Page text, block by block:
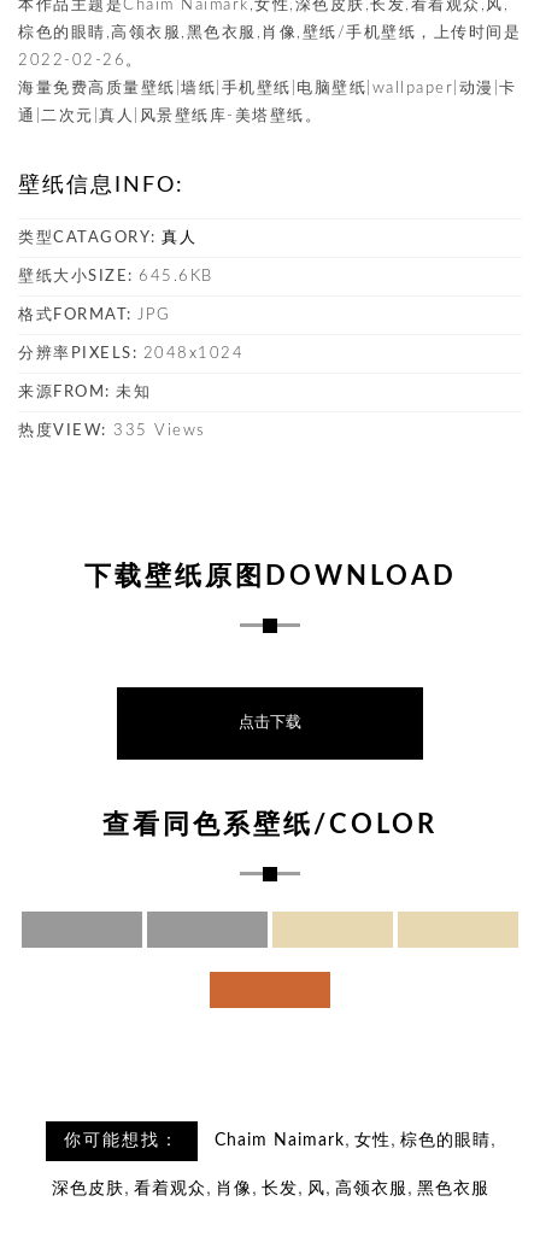
本作品主题是Chaim Naimark,女性,深色皮肤,长发,看着观众,风,
棕色的眼睛,高领衣服,黑色衣服,肖像,壁纸/手机壁纸，上传时间是
2022-02-26。
海量免费高质量壁纸|墙纸|手机壁纸|电脑壁纸|wallpaper|动漫|卡
通|二次元|真人|风景壁纸库-美塔壁纸。
壁纸信息INFO:
类型CATAGORY: 真人
壁纸大小SIZE: 645.6KB
格式FORMAT: JPG
分辨率PIXELS: 2048x1024
来源FROM: 未知
热度VIEW: 335 Views
下载壁纸原图DOWNLOAD
点击下载
查看同色系壁纸/COLOR
你可能想找： Chaim Naimark, 女性 , 棕色的眼睛,
深色皮肤, 看着观众, 肖像, 长发, 风, 高领衣服 , 黑色衣服